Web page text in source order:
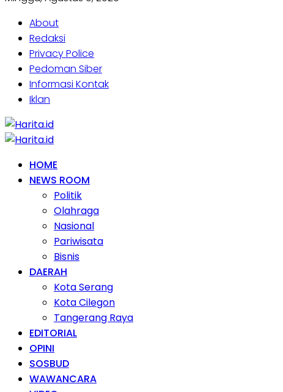
About
Redaksi
Privacy Police
Pedoman Siber
Informasi Kontak
Iklan
HOME
NEWS ROOM
Politik
Olahraga
Nasional
Pariwisata
Bisnis
DAERAH
Kota Serang
Kota Cilegon
Tangerang Raya
EDITORIAL
OPINI
SOSBUD
WAWANCARA